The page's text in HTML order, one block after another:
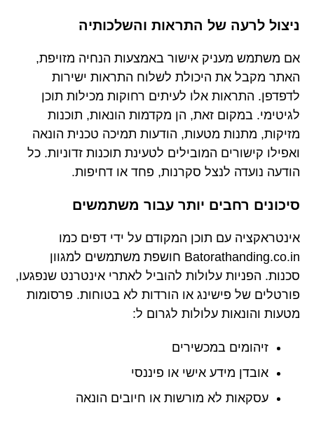
ניצול לרעה של התראות והשלכותיה
אם משתמש מעניק אישור באמצעות הנחיה מזויפת,
האתר מקבל את היכולת לשלוח התראות ישירות
לדפדפן. התראות אלו לעיתים רחוקות מכילות תוכן
לגיטימי. במקום זאת, הן מקדמות הונאות, תוכנות
מזיקות, מתנות מטעות, הודעות תמיכה טכנית הונאה
ואפילו קישורים המובילים לטעינת תוכנות זדוניות. כל
הודעה נועדה לנצל סקרנות, פחד או דחיפות.
סיכונים רחבים יותר עבור משתמשים
אינטראקציה עם תוכן המקודם על ידי דפים כמו
Batorathanding.co.in חושפת משתמשים למגוון
סכנות. הפניות עלולות להוביל לאתרי אינטרנט שנפגעו,
פורטלים של פישינג או הורדות לא בטוחות. פרסומות
מטעות והונאות עלולות לגרום ל:
זיהומים במכשירים
אובדן מידע אישי או פיננסי
עסקאות לא מורשות או חיובים הונאה